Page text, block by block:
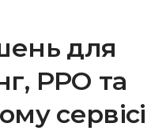
для
РРО та
сервісі